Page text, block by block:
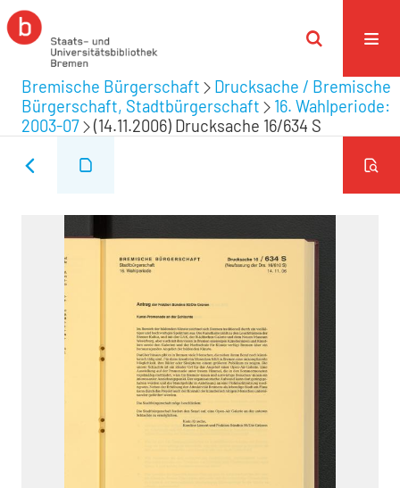
Bremische Bürgerschaft
Drucksache / Bremische
Bürgerschaft, Stadtbürgerschaft
16. Wahlperiode:
2003-07
(14.11.2006) Drucksache 16/634 S